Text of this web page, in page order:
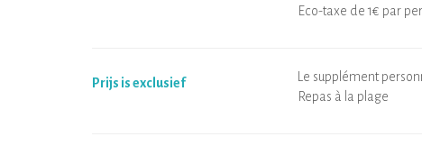
Eco-taxe de 1€ par
Prijs is exclusief
Le supplément
Repas à la plage